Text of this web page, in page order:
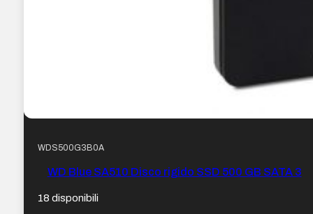
WDS500G3B0A
WD Blue SA510 Disco rigido SSD 500 GB SATA 3
18 disponibili